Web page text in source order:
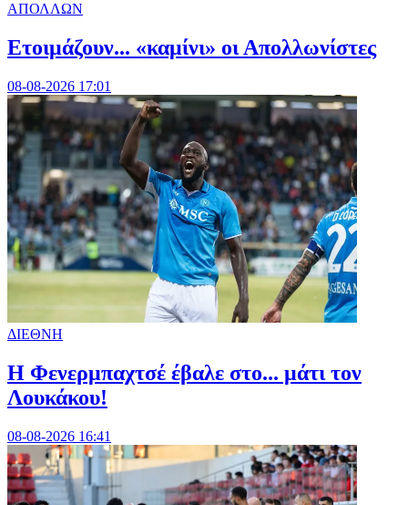
ΑΠΟΛΛΩΝ
Ετοιμάζουν... «καμίνι» οι Απολλωνίστες
08-08-2026 17:01
ΔΙΕΘΝΗ
Η Φενερμπαχτσέ έβαλε στο... μάτι τον
Λουκάκου!
08-08-2026 16:41